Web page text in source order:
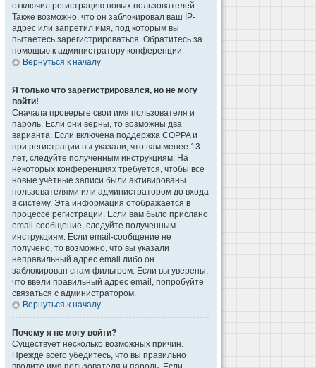
отключил регистрацию новых пользователей.
Также возможно, что он заблокировал ваш IP-
адрес или запретил имя, под которым вы
пытаетесь зарегистрироваться. Обратитесь за
помощью к администратору конференции.
Вернуться к началу
Я только что зарегистрировался, но не могу
войти!
Сначала проверьте свои имя пользователя и
пароль. Если они верны, то возможны два
варианта. Если включена поддержка COPPA и
при регистрации вы указали, что вам менее 13
лет, следуйте полученным инструкциям. На
некоторых конференциях требуется, чтобы все
новые учётные записи были активированы
пользователями или администратором до входа
в систему. Эта информация отображается в
процессе регистрации. Если вам было прислано
email-сообщение, следуйте полученным
инструкциям. Если email-сообщение не
получено, то возможно, что вы указали
неправильный адрес email либо он
заблокирован спам-фильтром. Если вы уверены,
что ввели правильный адрес email, попробуйте
связаться с администратором.
Вернуться к началу
Почему я не могу войти?
Существует несколько возможных причин.
Прежде всего убедитесь, что вы правильно